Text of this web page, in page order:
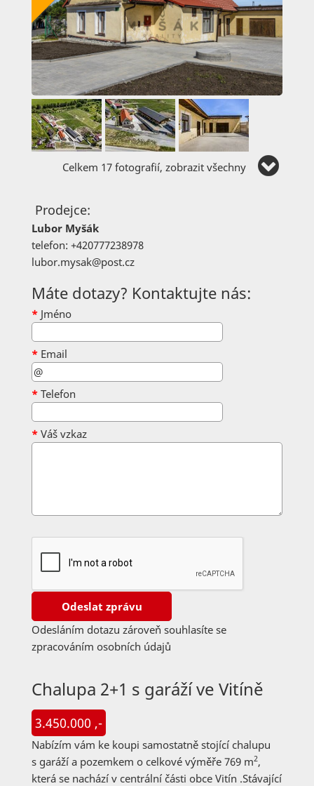
Celkem 17 fotografií, zobrazit všechny
Prodejce:
Lubor Myšák
telefon: +420777238978
lubor.mysak@post.cz
Máte dotazy? Kontaktujte nás:
* Jméno
* Email
* Telefon
* Váš vzkaz
Odesláním dotazu zároveň souhlasíte se
zpracováním osobních údajů
Chalupa 2+1 s garáží ve Vitíně
3.450.000 ,-
Nabízím vám ke koupi samostatně stojící chalupu
s garáží a pozemkem o celkové výměře 769 m2,
která se nachází v centrální části obce Vitín .Stávající